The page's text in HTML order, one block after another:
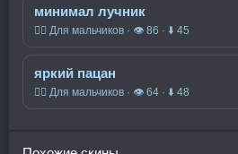
минимал лучник
🧍‍♂️ Для мальчиков · 👁 86 · ⬇ 45
яркий пацан
🧍‍♂️ Для мальчиков · 👁 64 · ⬇ 48